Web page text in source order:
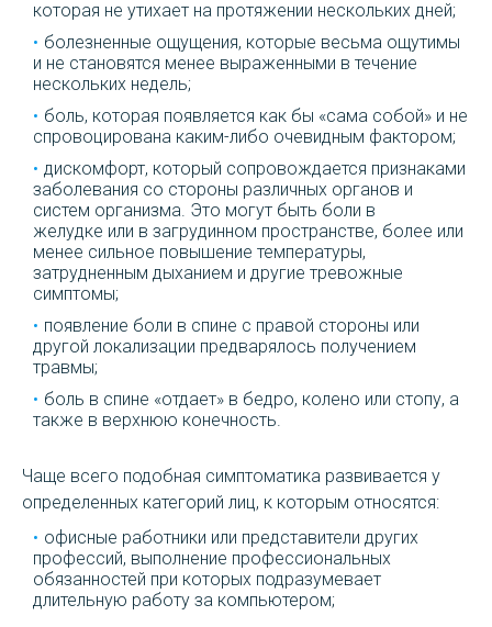
которая не утихает на протяжении нескольких дней;
болезненные ощущения, которые весьма ощутимы
и не становятся менее выраженными в течение
нескольких недель;
боль, которая появляется как бы «сама собой» и не
спровоцирована каким-либо очевидным фактором;
дискомфорт, который сопровождается признаками
заболевания со стороны различных органов и
систем организма. Это могут быть боли в
желудке или в загрудинном пространстве, более или
менее сильное повышение температуры,
затрудненным дыханием и другие тревожные
симптомы;
появление боли в спине с правой стороны или
другой локализации предварялось получением
травмы;
боль в спине «отдает» в бедро, колено или стопу, а
также в верхнюю конечность.
Чаще всего подобная симптоматика развивается у
определенных категорий лиц, к которым относятся:
офисные работники или представители других
профессий, выполнение профессиональных
обязанностей при которых подразумевает
длительную работу за компьютером;